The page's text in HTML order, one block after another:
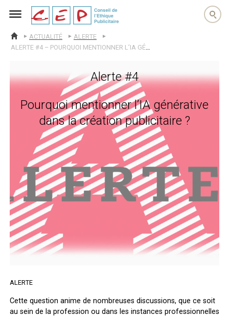
cep
ACCUEIL
ACTUALITÉ
ALERTE
ALERTE #4 – POURQUOI MENTIONNER L’IA GÉNÉRATIVE DANS LA CRÉATION PUBLICITAIRE ?
Alerte #4
Pourquoi mentionner l’IA générative
dans la création publicitaire ?
ALERTE
Cette question anime de nombreuses discussions, que ce soit
au sein de la profession ou dans les instances professionnelles